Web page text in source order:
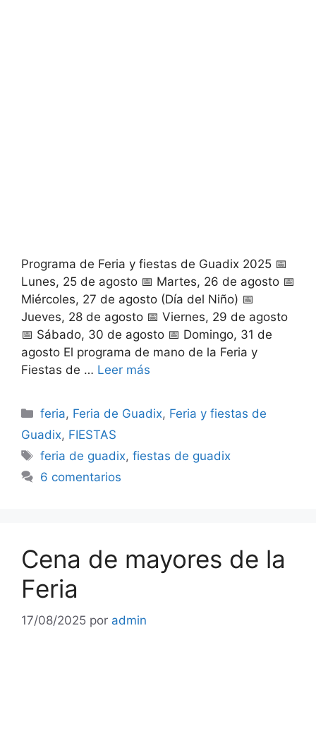
Programa de Feria y fiestas de Guadix 2025 📅
Lunes, 25 de agosto 📅 Martes, 26 de agosto 📅
Miércoles, 27 de agosto (Día del Niño) 📅
Jueves, 28 de agosto 📅 Viernes, 29 de agosto
📅 Sábado, 30 de agosto 📅 Domingo, 31 de
agosto El programa de mano de la Feria y
Fiestas de … Leer más
Categorías
feria, Feria de Guadix, Feria y fiestas de
Guadix, FIESTAS
Etiquetas
feria de guadix,fiestas de guadix
6 comentarios
Cena de mayores de la
Feria
17/08/2025 por admin